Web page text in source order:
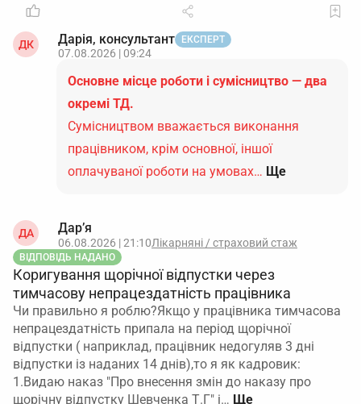
ДК Дарія, консультант ЕКСПЕРТ
07.08.2026 | 09:24
Основне місце роботи і сумісництво — два
окремі ТД.
Сумісництвом вважається виконання
працівником, крім основної, іншої
оплачуваної роботи на умовах… Ще
ДА Дар’я
06.08.2026 | 21:10Лікарняні / страховий стаж
ВІДПОВІДЬ НАДАНО
Коригування щорічної відпустки через
тимчасову непрацездатність працівника
Чи правильно я роблю?Якщо у працівника тимчасова
непрацездатність припала на період щорічної
відпустки ( наприклад, працівник недогуляв 3 дні
відпустки із наданих 14 днів),то я як кадровик:
1.Видаю наказ "Про внесення змін до наказу про
щорічну відпустку Шевченка Т.Г" і…